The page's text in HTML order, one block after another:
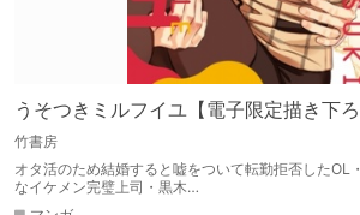
うそつきミルフイユ【電子限定描き下ろ
竹書房
オタ活のため結婚すると嘘をついて転勤拒否したOL
なイケメン完璧上司・黒木…